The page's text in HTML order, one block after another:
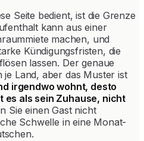
Seite bedient, ist die Grenze
kann aus einer
machen, und
Kündigungsfristen, die
lassen. Der genaue
je Land, aber das Muster ist
irgendwo wohnt, desto
es als sein Zuhause, nicht
Sie einen Gast nicht
Schwelle in eine Monat-